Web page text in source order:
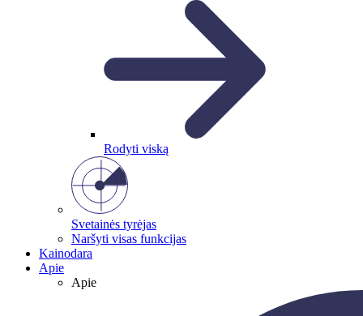
Rodyti viską
Svetainės tyrėjas
Naršyti visas funkcijas
Kainodara
Apie
Apie